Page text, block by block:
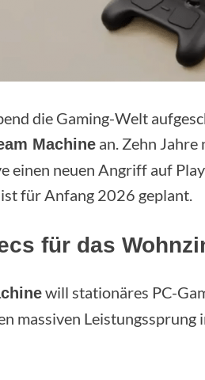
die Gaming-Welt
Machine an. Zehn
einen neuen Angriff auf
für Anfang 2026 geplant.
für das
will stationäres PC-
massiven Leistungssprung